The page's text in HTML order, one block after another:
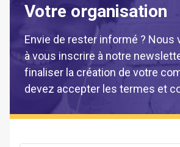
Votre organisation
Envie de rester informé ? Nous
à vous inscrire à notre
finaliser la création de votre
devez accepter les termes et